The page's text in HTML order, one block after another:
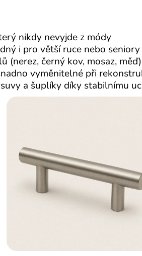
nikdy nevyjde z módy
i pro větší ruce nebo seniory
(nerez, černý kov, mosaz, měď)
vyměnitelné při
a šuplíky díky stabilnímu